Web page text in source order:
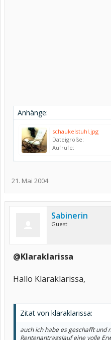
Anhänge:
schaukelstuhl.jpg
Dateigröße:
Aufrufe:
21. Mai 2004
Sabinerin
Guest
@Klaraklarissa
Hallo Klaraklarissa,
Zitat von klaraklarissa:
auch ich habe es geschafft und
Rentenantragslauf eine volle